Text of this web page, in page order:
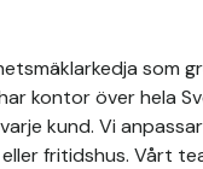
som
kontor över hela
kund. Vi
fritidshus. Vårt